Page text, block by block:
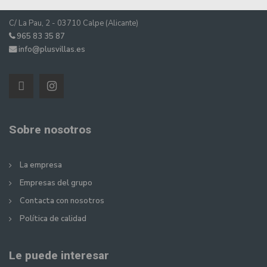
C/ La Pau, 2 - 03710 Calpe (Alicante)
965 83 35 87
info@plusvillas.es
Sobre nosotros
La empresa
Empresas del grupo
Contacta con nosotros
Política de calidad
Le puede interesar